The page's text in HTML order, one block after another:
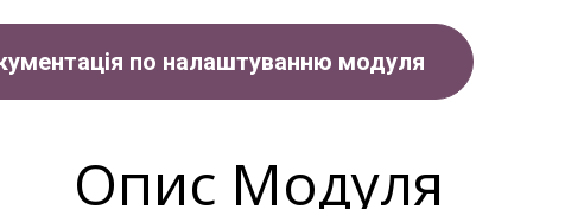
по налаштуванню модуля
Опис Модуля